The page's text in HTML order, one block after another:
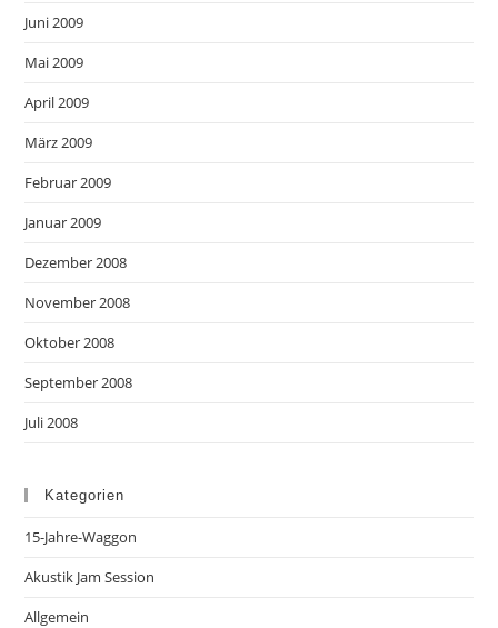
Juni 2009
Mai 2009
April 2009
März 2009
Februar 2009
Januar 2009
Dezember 2008
November 2008
Oktober 2008
September 2008
Juli 2008
Kategorien
15-Jahre-Waggon
Akustik Jam Session
Allgemein